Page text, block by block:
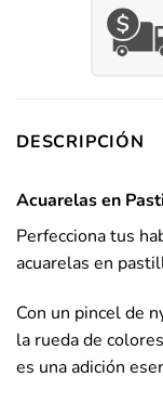
DESCRIPCIÓN
Acuarelas en
Perfecciona tus
acuarelas en
Con un pincel de
la rueda de
es una adición